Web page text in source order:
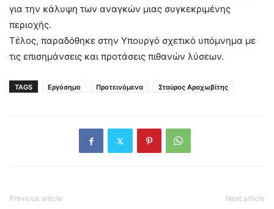
για την κάλυψη των αναγκών μιας συγκεκριμένης
περιοχής.
Τέλος, παραδόθηκε στην Υπουργό σχετικό υπόμνημα με
τις επισημάνσεις και προτάσεις πιθανών λύσεων.
TAGS Εργόσημο Προτεινόμενα Σταύρος Αραχωβίτης
Previous article Next article